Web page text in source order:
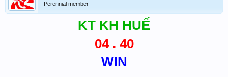
Perennial member
KT KH HUẾ
04 . 40
WIN